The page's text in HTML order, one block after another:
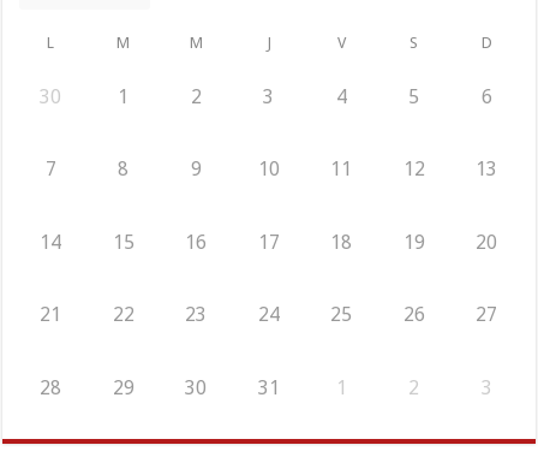
L M M J V S D
30 1 2 3 4 5 6
7 8 9 10 11 12 13
14 15 16 17 18 19 20
21 22 23 24 25 26 27
28 29 30 31 1 2 3